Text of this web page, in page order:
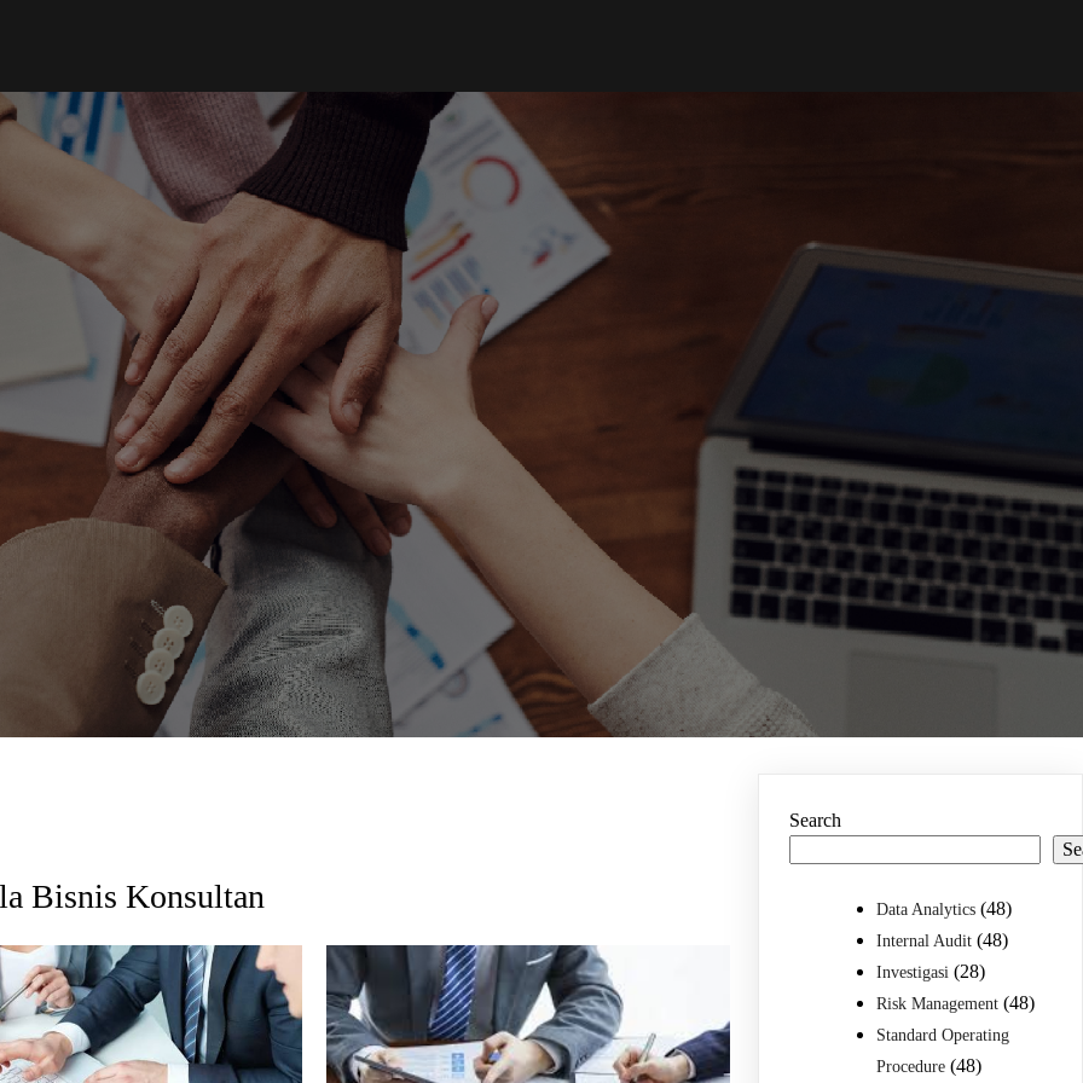
Bisnis Konsultan
Search
Data Analytics (48)
Internal Audit (48)
Investigasi (28)
Risk Management (48)
Standard Operating
Procedure (48)